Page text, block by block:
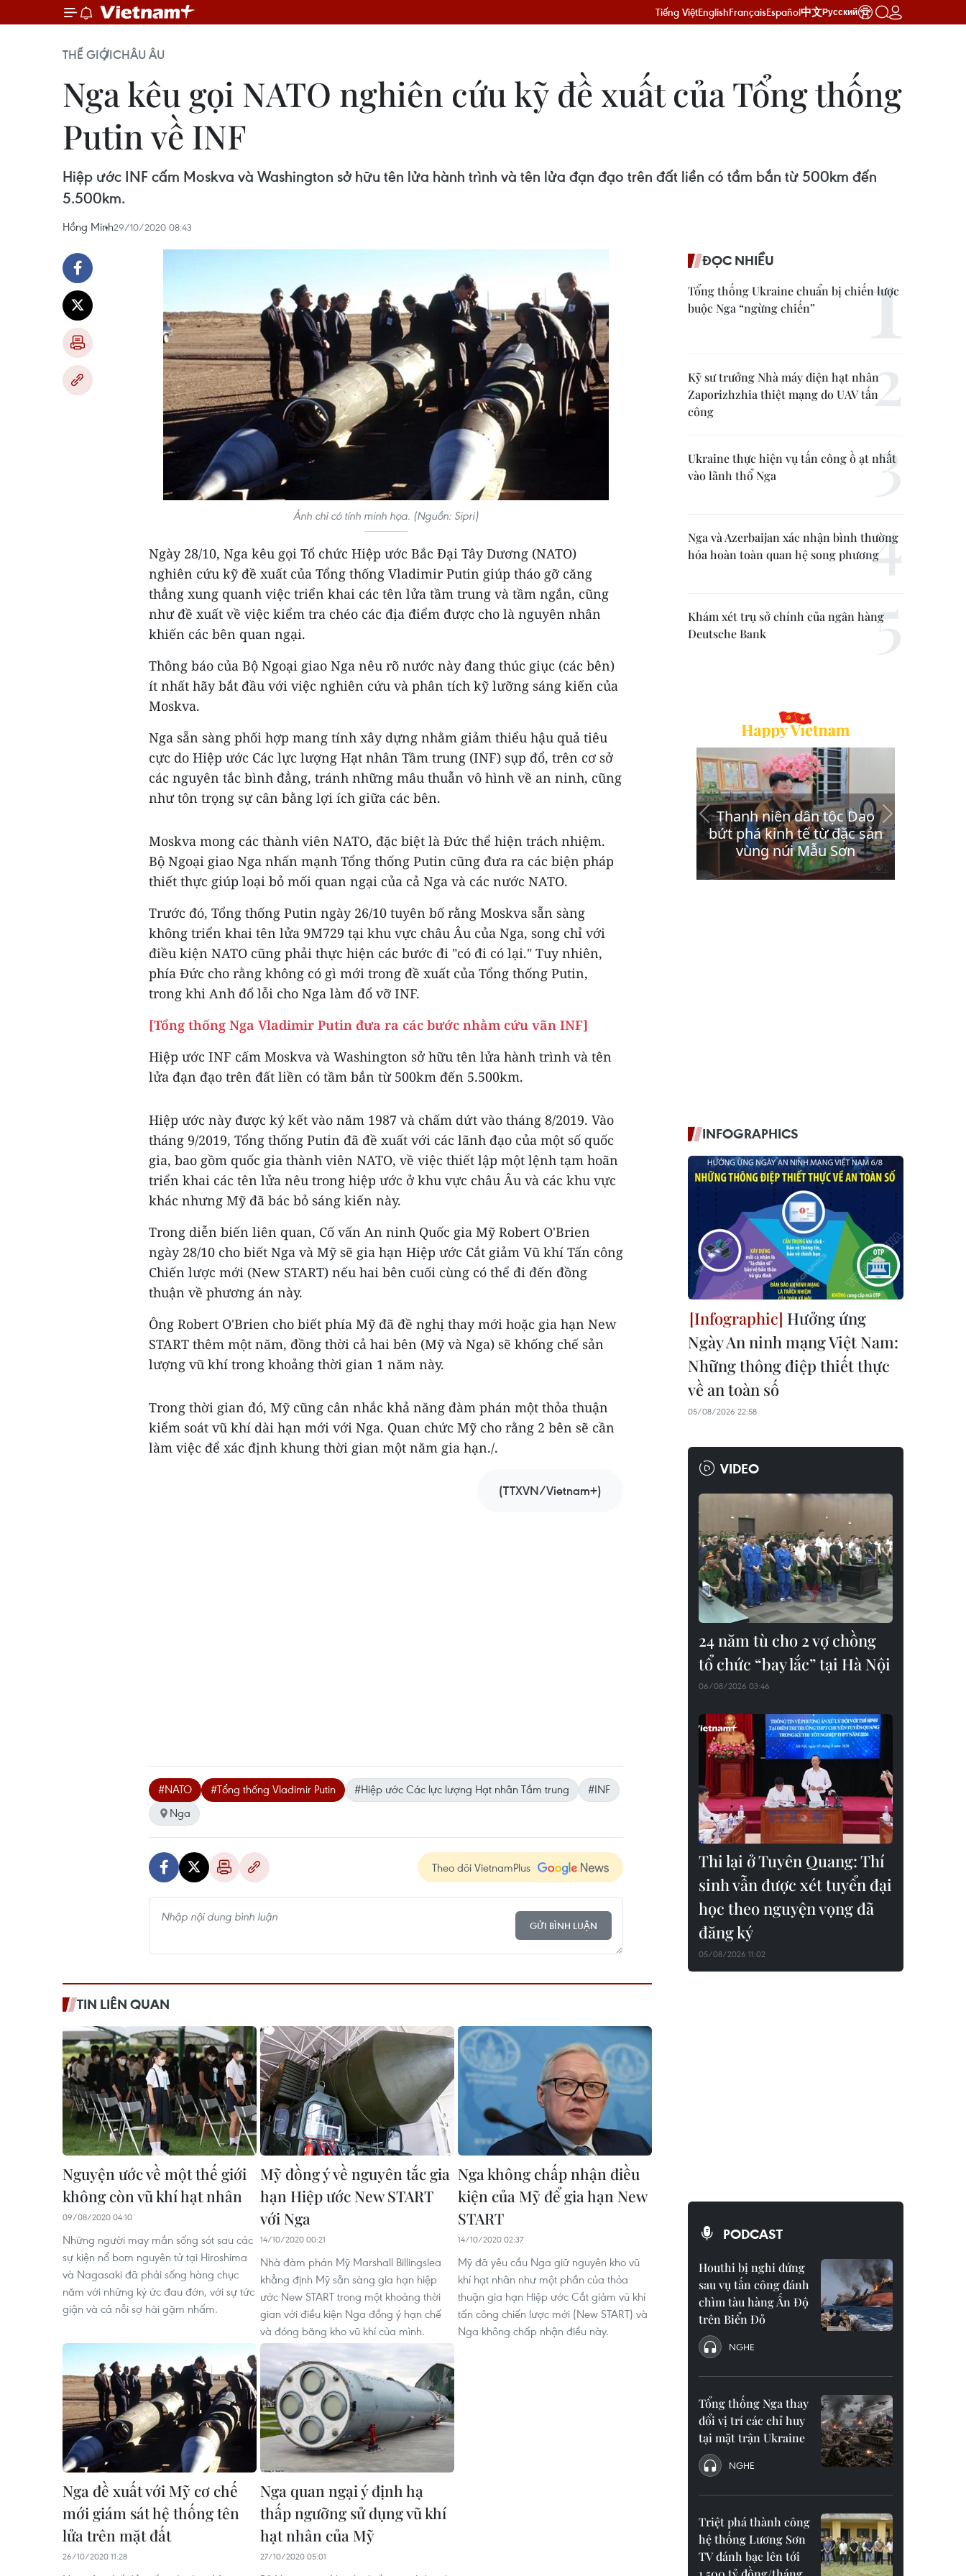
Tiếng ViệtEnglishFrançaisEspañol中文Русский
THẾ GIỚICHÂU ÂU
Nga kêu gọi NATO nghiên cứu kỹ đề xuất của Tổng thống
Putin về INF
Hiệp ước INF cấm Moskva và Washington sở hữu tên lửa hành trình và tên lửa đạn đạo trên đất liền có tầm bắn từ 500km đến
5.500km.
Hồng Minh29/10/2020 08:43
Ảnh chỉ có tính minh họa. (Nguồn: Sipri)
Ngày 28/10, Nga kêu gọi Tổ chức Hiệp ước Bắc Đại Tây Dương (NATO)
nghiên cứu kỹ đề xuất của Tổng thống Vladimir Putin giúp tháo gỡ căng
thẳng xung quanh việc triển khai các tên lửa tầm trung và tầm ngắn, cũng
như đề xuất về việc kiểm tra chéo các địa điểm được cho là nguyên nhân
khiến các bên quan ngại.
Thông báo của Bộ Ngoại giao Nga nêu rõ nước này đang thúc giục (các bên)
ít nhất hãy bắt đầu với việc nghiên cứu và phân tích kỹ lưỡng sáng kiến của
Moskva.
Nga sẵn sàng phối hợp mang tính xây dựng nhằm giảm thiểu hậu quả tiêu
cực do Hiệp ước Các lực lượng Hạt nhân Tầm trung (INF) sụp đổ, trên cơ sở
các nguyên tắc bình đẳng, tránh những mâu thuẫn vô hình về an ninh, cũng
như tôn trọng sự cân bằng lợi ích giữa các bên.
Moskva mong các thành viên NATO, đặc biệt là Đức thể hiện trách nhiệm.
Bộ Ngoại giao Nga nhấn mạnh Tổng thống Putin cũng đưa ra các biện pháp
thiết thực giúp loại bỏ mối quan ngại của cả Nga và các nước NATO.
Trước đó, Tổng thống Putin ngày 26/10 tuyên bố rằng Moskva sẵn sàng
không triển khai tên lửa 9M729 tại khu vực châu Âu của Nga, song chỉ với
điều kiện NATO cũng phải thực hiện các bước đi "có đi có lại." Tuy nhiên,
phía Đức cho rằng không có gì mới trong đề xuất của Tổng thống Putin,
trong khi Anh đổ lỗi cho Nga làm đổ vỡ INF.
[Tổng thống Nga Vladimir Putin đưa ra các bước nhằm cứu vãn INF]
Hiệp ước INF cấm Moskva và Washington sở hữu tên lửa hành trình và tên
lửa đạn đạo trên đất liền có tầm bắn từ 500km đến 5.500km.
Hiệp ước này được ký kết vào năm 1987 và chấm dứt vào tháng 8/2019. Vào
tháng 9/2019, Tổng thống Putin đã đề xuất với các lãnh đạo của một số quốc
gia, bao gồm quốc gia thành viên NATO, về việc thiết lập một lệnh tạm hoãn
triển khai các tên lửa nêu trong hiệp ước ở khu vực châu Âu và các khu vực
khác nhưng Mỹ đã bác bỏ sáng kiến này.
Trong diễn biến liên quan, Cố vấn An ninh Quốc gia Mỹ Robert O'Brien
ngày 28/10 cho biết Nga và Mỹ sẽ gia hạn Hiệp ước Cắt giảm Vũ khí Tấn công
Chiến lược mới (New START) nếu hai bên cuối cùng có thể đi đến đồng
thuận về phương án này.
Ông Robert O'Brien cho biết phía Mỹ đã đề nghị thay mới hoặc gia hạn New
START thêm một năm, đồng thời cả hai bên (Mỹ và Nga) sẽ khống chế sản
lượng vũ khí trong khoảng thời gian 1 năm này.
Trong thời gian đó, Mỹ cũng cân nhắc khả năng đàm phán một thỏa thuận
kiểm soát vũ khí dài hạn mới với Nga. Quan chức Mỹ cho rằng 2 bên sẽ cần
làm việc để xác định khung thời gian một năm gia hạn./.
(TTXVN/Vietnam+)
#NATO #Tổng thống Vladimir Putin #Hiệp ước Các lực lượng Hạt nhân Tầm trung
#INF
Nga
Theo dõi VietnamPlus
GỬI BÌNH LUẬN
TIN LIÊN QUAN
Nguyện ước về một thế giới
không còn vũ khí hạt nhân
09/08/2020 04:10
Những người may mắn sống sót sau các
sự kiện nổ bom nguyên tử tại Hiroshima
và Nagasaki đã phải sống hàng chục
năm với những ký ức đau đớn, với sự tức
giận và cả nỗi sợ hãi gặm nhấm.
Mỹ đồng ý về nguyên tắc gia
hạn Hiệp ước New START
với Nga
14/10/2020 00:21
Nhà đàm phán Mỹ Marshall Billingslea
khẳng định Mỹ sẵn sàng gia hạn hiệp
ước New START trong một khoảng thời
gian với điều kiện Nga đồng ý hạn chế
và đóng băng kho vũ khí của mình.
Nga không chấp nhận điều
kiện của Mỹ để gia hạn New
START
14/10/2020 02:37
Mỹ đã yêu cầu Nga giữ nguyên kho vũ
khí hạt nhân như một phần của thỏa
thuận gia hạn Hiệp ước Cắt giảm vũ khí
tấn công chiến lược mới (New START) và
Nga không chấp nhận điều này.
Nga đề xuất với Mỹ cơ chế
mới giám sát hệ thống tên
lửa trên mặt đất
26/10/2020 11:28
Nga quan ngại ý định hạ
thấp ngưỡng sử dụng vũ khí
hạt nhân của Mỹ
27/10/2020 05:01
ĐỌC NHIỀU
Tổng thống Ukraine chuẩn bị chiến lược
buộc Nga “ngừng chiến”
Kỹ sư trưởng Nhà máy điện hạt nhân
Zaporizhzhia thiệt mạng do UAV tấn
công
Ukraine thực hiện vụ tấn công ồ ạt nhất
vào lãnh thổ Nga
Nga và Azerbaijan xác nhận bình thường
hóa hoàn toàn quan hệ song phương
Khám xét trụ sở chính của ngân hàng
Deutsche Bank
INFOGRAPHICS
Hưởng ứng
Ngày An ninh mạng Việt Nam:
Những thông điệp thiết thực
về an toàn số
05/08/2026 22:58
VIDEO
24 năm tù cho 2 vợ chồng
tổ chức “bay lắc” tại Hà Nội
06/08/2026 03:46
Thi lại ở Tuyên Quang: Thí
sinh vẫn được xét tuyển đại
học theo nguyện vọng đã
đăng ký
05/08/2026 11:02
PODCAST
Houthi bị nghi đứng
sau vụ tấn công đánh
chìm tàu hàng Ấn Độ
trên Biển Đỏ
NGHE
Tổng thống Nga thay
đổi vị trí các chỉ huy
tại mặt trận Ukraine
NGHE
Triệt phá thành công
hệ thống Lương Sơn
TV đánh bạc lên tới